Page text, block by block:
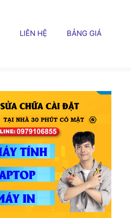
LIÊN HỆ BẢNG GIÁ